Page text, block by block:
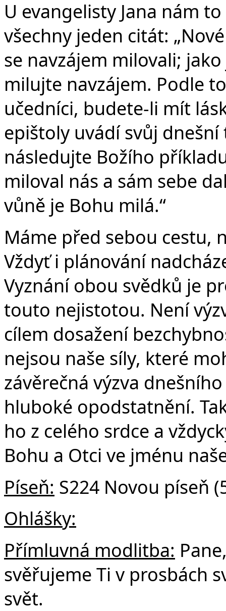
U evangelisty Jana nám
všechny jeden citát:
se navzájem milovali;
milujte navzájem. Podle
učedníci, budete-li mít
epištoly uvádí svůj dnešní
následujte Božího
miloval nás a sám sebe
vůně je Bohu milá.“
Máme před sebou cestu,
Vždyť i plánování
Vyznání obou svědků je
touto nejistotou. Není
cílem dosažení
nejsou naše síly, které
závěrečná výzva
hluboké opodstatnění.
ho z celého srdce a
Bohu a Otci ve jménu
Píseň: S224 Novou píseň
Ohlášky:
Přímluvná modlitba:
svěřujeme Ti v prosbách
svět.